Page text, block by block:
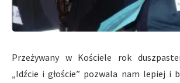
Przeżywany w Kościele rok
„Idźcie i głoście” pozwala nam lepiej i